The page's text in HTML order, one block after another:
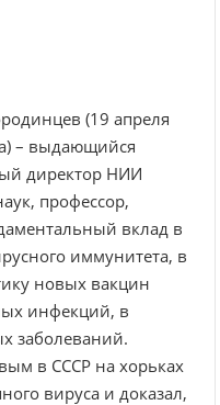
(19 апреля
– выдающийся
директор НИИ
профессор,
вклад в
иммунитета, в
новых вакцин
инфекций, в
заболеваний.
в СССР на хорьках
вируса и доказал,